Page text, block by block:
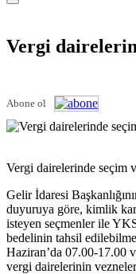
Vergi
Abone ol
Vergi dairelerinde seçim
Gelir İdaresi
duyuruya göre, kimlik
isteyen seçmenler ile
bedelinin tahsil
Haziran’da 07.00-17.00
vergi dairelerinin